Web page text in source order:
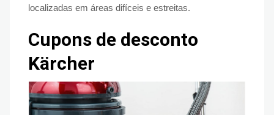
localizadas em áreas difíceis e estreitas.
Cupons de desconto
Kärcher